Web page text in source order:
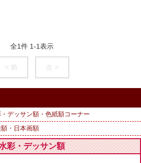
全1件 1-1表示
< 前 次 >
デッサン額・色紙額コーナー
・日本画額
彩・デッサン額